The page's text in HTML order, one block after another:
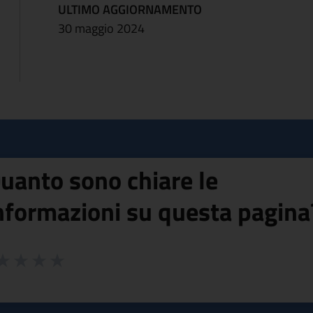
ULTIMO AGGIORNAMENTO
30 maggio 2024
sono chiare le
su questa